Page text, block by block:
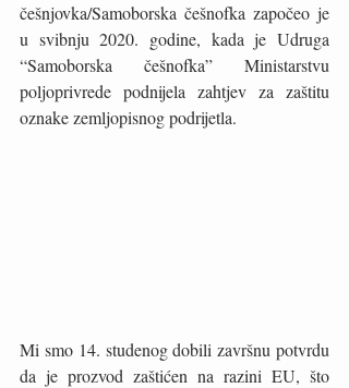
češnjovka/Samoborska češnofka započeo je
u svibnju 2020. godine, kada je Udruga
“Samoborska češnofka” Ministarstvu
poljoprivrede podnijela zahtjev za zaštitu
oznake zemljopisnog podrijetla.
Mi smo 14. studenog dobili završnu potvrdu
da je prozvod zaštićen na razini EU, što